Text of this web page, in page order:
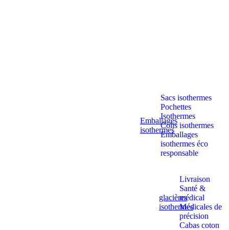
Emballages
isothermes
Sacs isothermes
Pochettes
Isothermes
Colis isothermes
Emballages
isothermes éco
responsable
glacières
isothermes
Livraison
Santé &
médical
Médicales de
précision
Cabas coton